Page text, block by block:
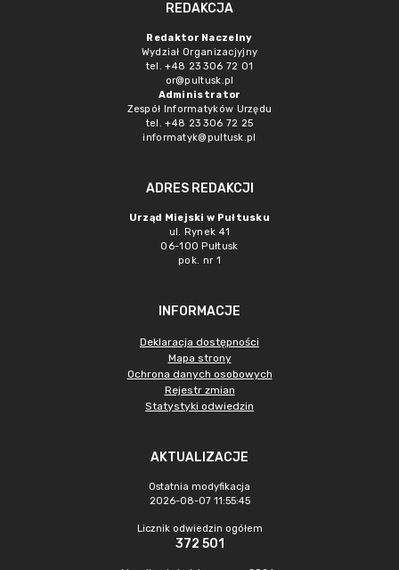
REDAKCJA
Redaktor Naczelny
Wydział Organizacjyjny
tel. +48 23 306 72 01
or@pultusk.pl
Administrator
Zespół Informatyków Urzędu
tel. +48 23 306 72 25
informatyk@pultusk.pl
ADRES REDAKCJI
Urząd Miejski w Pułtusku
ul. Rynek 41
06-100 Pułtusk
pok. nr 1
INFORMACJE
Deklaracja dostępności
Mapa strony
Ochrona danych osobowych
Rejestr zmian
Statystyki odwiedzin
AKTUALIZACJE
Ostatnia modyfikacja
2026-08-07 11:55:45
Licznik odwiedzin ogółem
372 501